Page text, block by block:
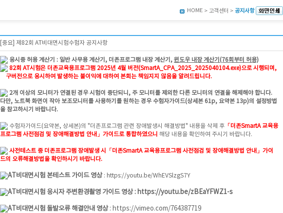
HOME > 고객센터 > 공지사항
[중요] 제82회 AT비대면시험수험자 공지사항
응시중 허용 계산기 : 일반 사무용 계산기, 더존프로그램 내장 계산기, 윈도우 내장 계산기(76회부터 허용)
82회 AT시험은 더존교육용프로그램 2025년 4월 버전(SmartA_CPA_2025_ 2025040104.exe)으로 시행되며,
구버전으로 응시하여 발생하는 불이익에 대하여 본회는 책임지지 않음을 알려드립니다.
2개 이상의 모니터가 연결된 경우 시험이 중단되니, 주 모니터를 제외한 다른 모니터의 연결을 해제해야 합니다.
다만, 노트북 화면이 작아 보조모니터를 사용하기를 원하는 경우 수험자가이드(상세본 61p, 요약본 13p)의 설정방법
을 참고하시기 바랍니다.
수험자가이드(요약본, 상세본)의 "더존프로그램 관련 장애발생시 해결방법" 내용을 삭제 후 「더존SmartA 교육용
프로그램 사전점검 및 장애해결방법 안내」가이드로 통합하였으니 해당 내용을 확인하여 주시기 바랍니다.
사전테스트 중 더존프로그램 장애발생 시
「더존SmartA 교육용프로그램 사전점검 및 장애해결방법 안내」가이
드의 오류해결방법을 확인하시기 바랍니다.
AT비대면시험 본테스트 가이드 영상 : https://youtu.be/WhEVSlzgS7Y
AT비대면시험 응시자 주변환경촬영 가이드 영상 : https://youtu.be/zBEaYFWZ1-s
AT비대면시험 돌발오류 해결안내 영상: https://vimeo.com/764387719